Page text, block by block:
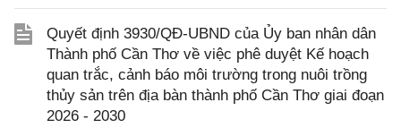
Quyết định 3930/QĐ-UBND của Ủy ban nhân dân
Thành phố Cần Thơ về việc phê duyệt Kế hoạch
quan trắc, cảnh báo môi trường trong nuôi trồng
thủy sản trên địa bàn thành phố Cần Thơ giai đoạn
2026 - 2030